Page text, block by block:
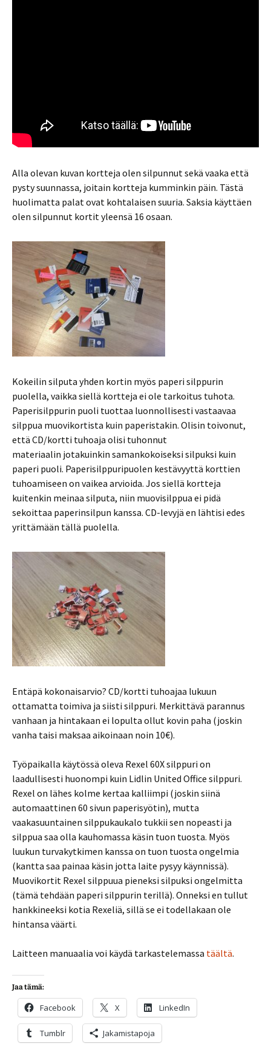
Alla olevan kuvan kortteja olen silpunnut sekä vaaka että
pysty suunnassa, joitain kortteja kumminkin päin. Tästä
huolimatta palat ovat kohtalaisen suuria. Saksia käyttäen
olen silpunnut kortit yleensä 16 osaan.
Kokeilin silputa yhden kortin myös paperi silppurin
puolella, vaikka siellä kortteja ei ole tarkoitus tuhota.
Paperisilppurin puoli tuottaa luonnollisesti vastaavaa
silppua muovikortista kuin paperistakin. Olisin toivonut,
että CD/kortti tuhoaja olisi tuhonnut
materiaalin jotakuinkin samankokoiseksi silpuksi kuin
paperi puoli. Paperisilppuripuolen kestävyyttä korttien
tuhoamiseen on vaikea arvioida. Jos siellä kortteja
kuitenkin meinaa silputa, niin muovisilppua ei pidä
sekoittaa paperinsilpun kanssa. CD-levyjä en lähtisi edes
yrittämään tällä puolella.
Entäpä kokonaisarvio? CD/kortti tuhoajaa lukuun
ottamatta toimiva ja siisti silppuri. Merkittävä parannus
vanhaan ja hintakaan ei lopulta ollut kovin paha (joskin
vanha taisi maksaa aikoinaan noin 10€).
Työpaikalla käytössä oleva Rexel 60X silppuri on
laadullisesti huonompi kuin Lidlin United Office silppuri.
Rexel on lähes kolme kertaa kalliimpi (joskin siinä
automaattinen 60 sivun paperisyötin), mutta
vaakasuuntainen silppukaukalo tukkii sen nopeasti ja
silppua saa olla kauhomassa käsin tuon tuosta. Myös
luukun turvakytkimen kanssa on tuon tuosta ongelmia
(kantta saa painaa käsin jotta laite pysyy käynnissä).
Muovikortit Rexel silppuua pieneksi silpuksi ongelmitta
(tämä tehdään paperi silppurin terillä). Onneksi en tullut
hankkineeksi kotia Rexeliä, sillä se ei todellakaan ole
hintansa väärti.
Laitteen manuaalia voi käydä tarkastelemassa täältä.
Jaa tämä:
Facebook X LinkedIn
Tumblr Jakamistapoja